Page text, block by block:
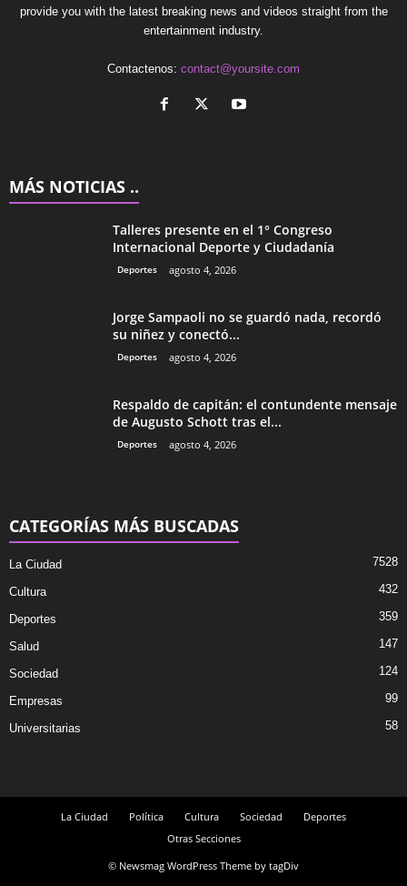
provide you with the latest breaking news and videos straight from the
entertainment industry.
Contactenos: contact@yoursite.com
MÁS NOTICIAS ..
Talleres presente en el 1° Congreso
Internacional Deporte y Ciudadanía
Deportes agosto 4, 2026
Jorge Sampaoli no se guardó nada, recordó
su niñez y conectó...
Deportes agosto 4, 2026
Respaldo de capitán: el contundente mensaje
de Augusto Schott tras el...
Deportes agosto 4, 2026
CATEGORÍAS MÁS BUSCADAS
La Ciudad 7528
Cultura 432
Deportes 359
Salud 147
Sociedad 124
Empresas 99
Universitarias 58
La Ciudad Política Cultura Sociedad
Deportes
Otras Secciones
© Newsmag WordPress Theme by tagDiv